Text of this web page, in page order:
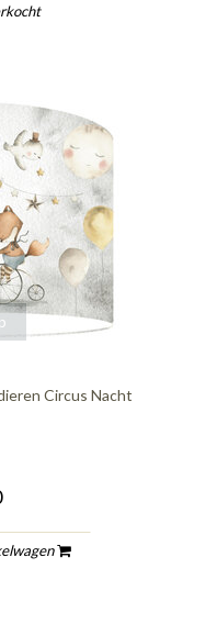
Circus Nacht